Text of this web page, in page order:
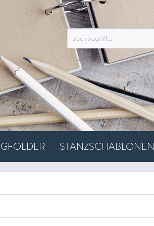
STANZSCHABLONEN